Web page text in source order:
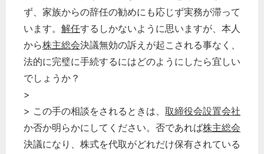
ず、家族からの辞任の勧めにも応じず実務が滞って
います。 解任するしかないように思いますが、本人
から株主総会決議無効の訴えが起こされる事なく、
法的に完璧に手続するにはどのようにしたら宜しい
でしょうか？
>
> この手の相談をされるときは、 取締役会設置会社
か否か明らかにしてください。否であれば株主総会
決議になり、株式を代取がどれだけ保有されている